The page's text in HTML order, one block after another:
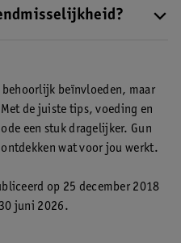
en minder eetlust.
je goed kunt verdragen.
kunt doen bij
beïnvloeden, maar
de juiste tips, voeding en
een stuk dragelijker. Gun
wat voor jou werkt.
op 25 december 2018
juni 2026.